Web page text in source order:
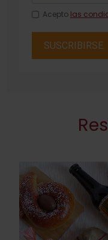
Acepto las
SUSCRIBIRSE.